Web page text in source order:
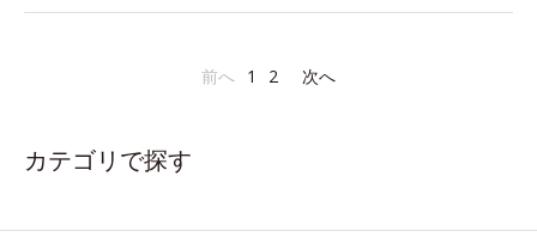
前へ 1 2 次へ
カテゴリで探す